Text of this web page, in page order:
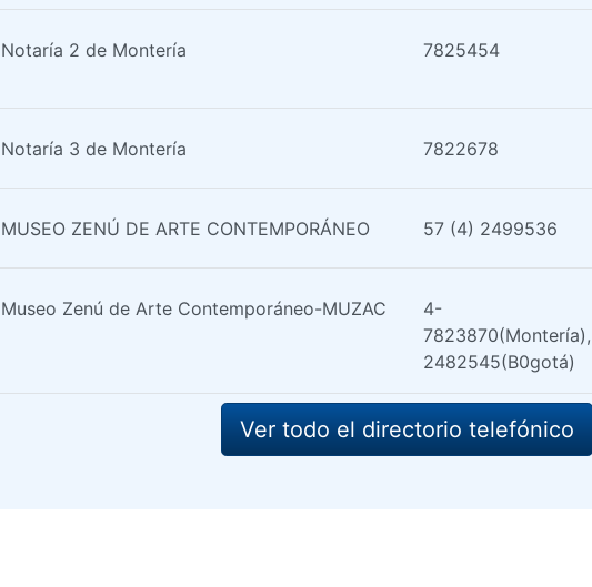
Notaría 2 de Montería 7825454
Notaría 3 de Montería 7822678
MUSEO ZENÚ DE ARTE CONTEMPORÁNEO 57 (4) 2499536
Museo Zenú de Arte Contemporáneo-MUZAC
4-
7823870(Montería),
2482545(B0gotá)
Ver todo el directorio telefónico